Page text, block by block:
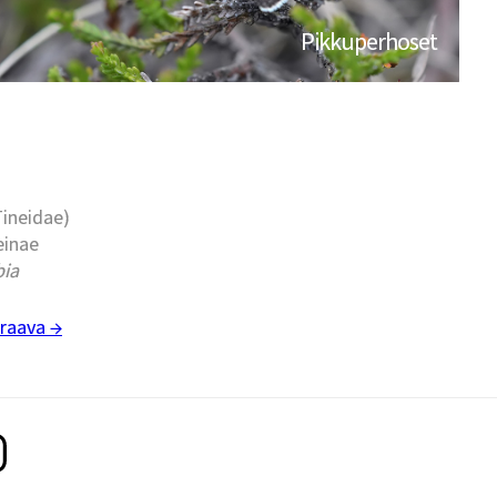
Pikkuperhoset
→